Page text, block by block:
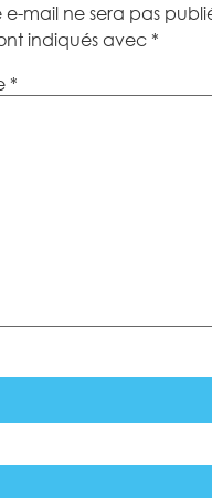
e-mail ne sera pas
indiqués avec *
*